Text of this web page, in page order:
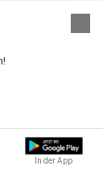
In der App